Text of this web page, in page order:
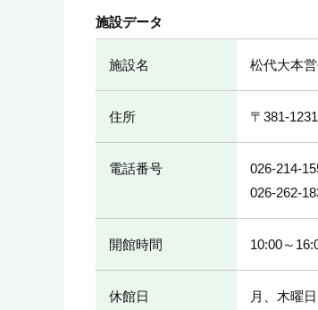
施設データ
施設名 松代大本
住所 〒381-1231
電話番号
026-214-
026-262-
開館時間 10:00～
休館日 月、木曜